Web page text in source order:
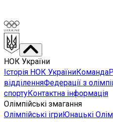
НОК України
Історія НОК УкраїниКоманда
відділенняФедерації з
спортуКонтактна інформація
Олімпійські змагання
Олімпійські ігриЮнацькі